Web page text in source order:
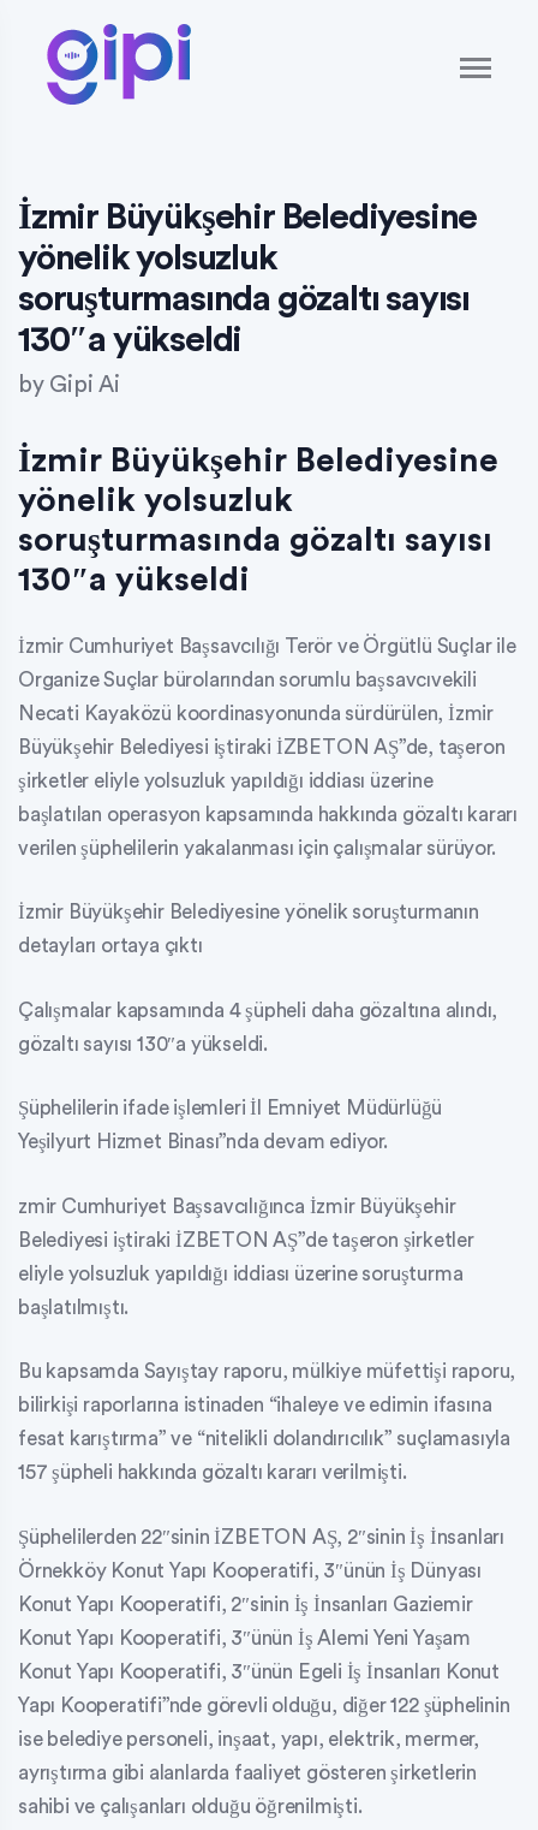
İzmir Büyükşehir Belediyesine
yönelik yolsuzluk
soruşturmasında gözaltı sayısı
130″a yükseldi
by Gipi Ai
İzmir Büyükşehir Belediyesine
yönelik yolsuzluk
soruşturmasında gözaltı sayısı
130″a yükseldi
İzmir Cumhuriyet Başsavcılığı Terör ve Örgütlü Suçlar ile
Organize Suçlar bürolarından sorumlu başsavcıvekili
Necati Kayaközü koordinasyonunda sürdürülen, İzmir
Büyükşehir Belediyesi iştiraki İZBETON AŞ”de, taşeron
şirketler eliyle yolsuzluk yapıldığı iddiası üzerine
başlatılan operasyon kapsamında hakkında gözaltı kararı
verilen şüphelilerin yakalanması için çalışmalar sürüyor.
İzmir Büyükşehir Belediyesine yönelik soruşturmanın
detayları ortaya çıktı
Çalışmalar kapsamında 4 şüpheli daha gözaltına alındı,
gözaltı sayısı 130″a yükseldi.
Şüphelilerin ifade işlemleri İl Emniyet Müdürlüğü
Yeşilyurt Hizmet Binası”nda devam ediyor.
zmir Cumhuriyet Başsavcılığınca İzmir Büyükşehir
Belediyesi iştiraki İZBETON AŞ”de taşeron şirketler
eliyle yolsuzluk yapıldığı iddiası üzerine soruşturma
başlatılmıştı.
Bu kapsamda Sayıştay raporu, mülkiye müfettişi raporu,
bilirkişi raporlarına istinaden “ihaleye ve edimin ifasına
fesat karıştırma” ve “nitelikli dolandırıcılık” suçlamasıyla
157 şüpheli hakkında gözaltı kararı verilmişti.
Şüphelilerden 22″sinin İZBETON AŞ, 2″sinin İş İnsanları
Örnekköy Konut Yapı Kooperatifi, 3″ünün İş Dünyası
Konut Yapı Kooperatifi, 2″sinin İş İnsanları Gaziemir
Konut Yapı Kooperatifi, 3″ünün İş Alemi Yeni Yaşam
Konut Yapı Kooperatifi, 3″ünün Egeli İş İnsanları Konut
Yapı Kooperatifi”nde görevli olduğu, diğer 122 şüphelinin
ise belediye personeli, inşaat, yapı, elektrik, mermer,
ayrıştırma gibi alanlarda faaliyet gösteren şirketlerin
sahibi ve çalışanları olduğu öğrenilmişti.